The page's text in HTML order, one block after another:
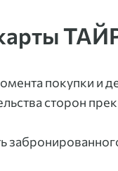
покупки и
сторон